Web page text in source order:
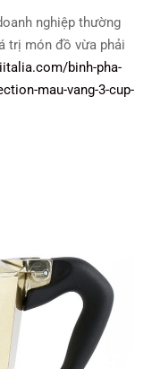
nghiệp thường
trị món đồ vừa phải
binh-pha-
mau-vang-3-cup-